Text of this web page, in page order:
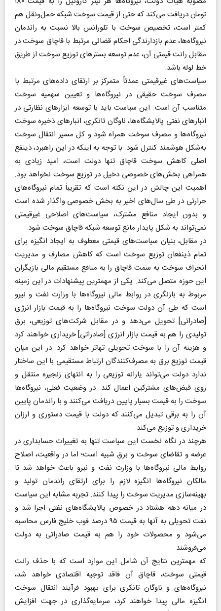
تومان دریافت می‌کند که حتی از قیمت سوخت شبکه حمل‌ونقل هم
کمتر است، تخصیص سوخت با تلورانس بالا نسبت به راندمان
نیروگاه‌ها، عدم بازدارندگی احکام قضائی مرتبط با قاچاق سوخت در
مقابل رانت قیمتی آن، عدم توسعه بسترهای توزیع سوخت از طریق
خط لوله باشد.
سیاست‌های غیرقیمتی عمدتاً متمرکز بر ارتقای داده‌های مرتبط با
مصرف سوخت حقیقی در نیروگاه‌ها و تعیین سهمیه سوخت
متناسب آن است. این سیاست باید با توسعه ابزارهای نظارتی در
انبارهای نفتی پالایشگاه‌ها، ناوگان تانکری، انبارهای ذخیره سوخت
نیروگاه‌ها و مصرف سوخت همراه شود و کل مسیر انتقال سوخت
به‌شکل هوشمند کنترل شود. با توجه به اینکه در این راهبرد، ذینفع
اصلی کاهش سوخت قاچاق تنها دولت است، امید زیادی به
همراهی بخش‌های خصوصی دخیل در توزیع سوخت نخواهد بود.
اهمیت این چالش در این نکته است که تقریباً تمام نیروگاه‌های
حرارتی در طی سال‌های اخیر به بخش خصوصی واگذار شده است
و بدون ایجاد منافع مشترک، سیاست‌های اصلاحی غیرقیمتی
نمی‌تواند به شکل پایدار مانع توسعه شبکه قاچاق سوخت شود.
در مقابل، بنیان سیاست‌های قیمتی معطوف به ایجاد انگیزه برای
تمام ذینفعان توزیع سوخت است که کاهش مصارف و مدیریت
انحراف سوخت به سمت قاچاق را به منافع مستقیم مالی بازیگران
این حوزه متصل می‌کند. یکی از مهمترین پیشنهادات در این زمینه
مربوط به بازنگری در روابط مالی نیروگاه‌ها با وزارت نفت و نیرو
است که طی آن دولت سوخت نیروگاه‌ها را به قیمت بازار انرژی
[صادراتی] تحویل می‌دهد و در مقابل شرکت‌های توزیعی، برق
تولیدی را هم به قیمت بازار انرژی [صادراتی] خریداری خواهند کرد
و هزینه آن را با سوخت تحویلی تهاتر خواهد کرد. در این میان
قیمت توزیع برق به مصرف‌کنندگان ارتباط مستقیمی با این ساختار
ندارد دولت می‌تواند یارانه توزیعی را به انتهای زنجیره منتقل و
روی قبض‌های مشترکین اعمال کند. در وضعیت فعلی، نیروگاه‌ها
سوخت را به قیمت بسیار پایین دریافت می‌کنند و با راندمان پایین
آن را به برقی تبدیل می‌کنند که دولت با قیمت دستوری و ارزان
خریداری و توزیع می‌کند.
هرچند در نگاه نخست این سیاست تنها به تغییرات حسابداری در
عرضه و تقاضای سوخت و برق شبیه است؛ اما در واقعیت، اصلاح
روابط مالی نیروگاه‌ها با وزارت نفت و نیرو باعث خواهد شد تا
مالکان نیروگاه‌ها انگیزه لازم را برای ارتقای راندمان تولید و
بهینه‌سازی مدیریت سوخت را پیدا کنند. تجربه مشابه این سیاست
در میانه دهه هشتاد در خصوص پالایشگاه‌های نفتی اجرا شد و
نفت تحویلی به آنها به قیمت ۹۵ درصد فوب خلیج فارس محاسبه
می‌شود و محصولات خود را هم به قیمت صادراتی به دولت
می‌فروشند.
که مهمترین نتایج آن شامل این موارد است که با حذف رانت
قیمتی سوخت، قاچاق آن فاقد توجیه اقتصادی خواهد شد،
نیروگاه‌های و ناوگان تانکری برای بهبود فرآیند انتقال سوخت
انگیزه مالی پیدا خواهند کرد، سرمایه‌گذاری در جهت افزایش